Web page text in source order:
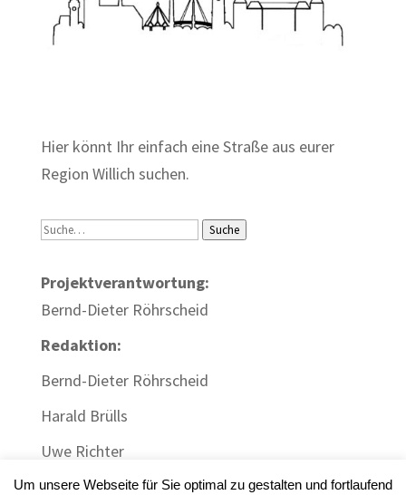
Hier könnt Ihr einfach eine Straße aus eurer
Region Willich suchen.
Suche Suche
Projektverantwortung:
Bernd-Dieter Röhrscheid
Redaktion:
Bernd-Dieter Röhrscheid
Harald Brülls
Uwe Richter
Um unsere Webseite für Sie optimal zu gestalten und fortlaufend